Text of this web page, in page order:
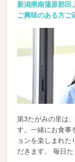
新潟県南蒲原郡田
ご興味のある方ご
第3たがみの里は
す。一緒にお食事
ョンを楽しまれた
だきます。 毎日